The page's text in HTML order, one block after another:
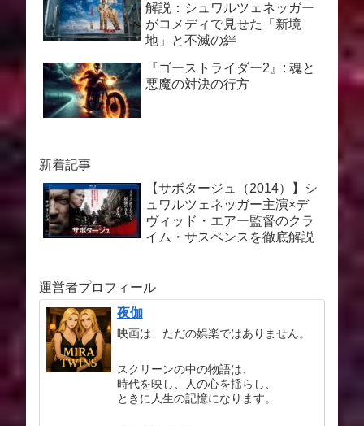
解説：シュワルツェネッガー
がコメディで見せた「新境
地」と不滅の絆
『ゴーストライダー2』: 魂と
悪魔の対決の行方
新着記事
【サボタージュ（2014）】シ
ュワルツェネッガー主演×デ
ヴィッド・エアー監督のクラ
イム・サスペンスを徹底解説
運営者プロフィール
夜伽
映画は、ただの娯楽ではありません。
スクリーンの中の物語は、
時代を映し、人の心を揺らし、
ときに人生の記憶になります。